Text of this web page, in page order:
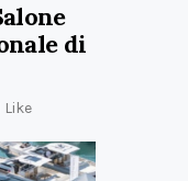
di
Like